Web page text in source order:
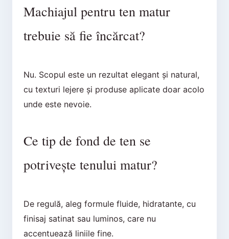
Machiajul pentru ten matur
trebuie să fie încărcat?
Nu. Scopul este un rezultat elegant și natural,
cu texturi lejere și produse aplicate doar acolo
unde este nevoie.
Ce tip de fond de ten se
potrivește tenului matur?
De regulă, aleg formule fluide, hidratante, cu
finisaj satinat sau luminos, care nu
accentuează liniile fine.